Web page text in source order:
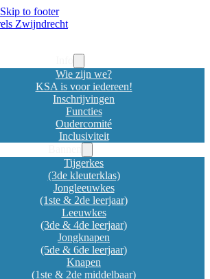
Skip to footer
Wie zijn we?
KSA is voor iedereen!
Inschrijvingen
Functies
Oudercomité
Inclusiviteit
Tijgerkes
(3de kleuterklas)
Jongleeuwkes
(1ste & 2de leerjaar)
Leeuwkes
(3de & 4de leerjaar)
Jongknapen
(5de & 6de leerjaar)
Knapen
(1ste & 2de middelbaar)